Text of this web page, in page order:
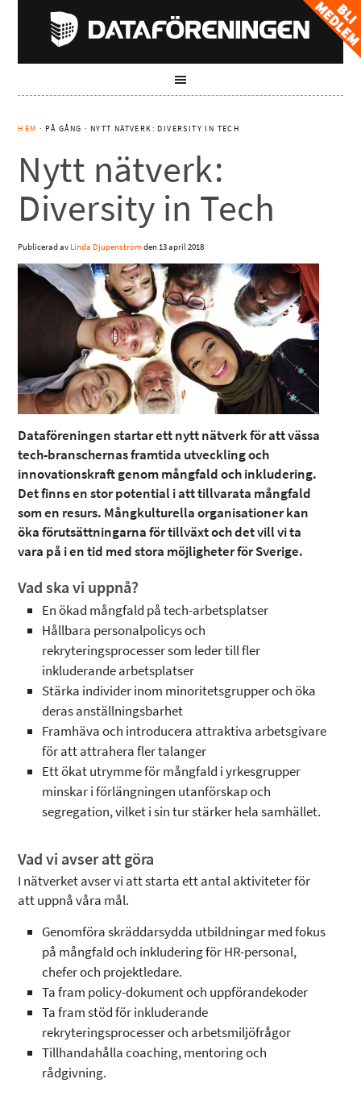
HEM · PÅ GÅNG · NYTT NÄTVERK: DIVERSITY IN TECH
Nytt nätverk:
Diversity in Tech
Publicerad av Linda Djupenströmden13 april 2018
Dataföreningen startar ett nytt nätverk för att vässa
tech-branschernas framtida utveckling och
innovationskraft genom mångfald och inkludering.
Det finns en stor potential i att tillvarata mångfald
som en resurs. Mångkulturella organisationer kan
öka förutsättningarna för tillväxt och det vill vi ta
vara på i en tid med stora möjligheter för Sverige.
Vad ska vi uppnå?
En ökad mångfald på tech-arbetsplatser
Hållbara personalpolicys och
rekryteringsprocesser som leder till fler
inkluderande arbetsplatser
Stärka individer inom minoritetsgrupper och öka
deras anställningsbarhet
Framhäva och introducera attraktiva arbetsgivare
för att attrahera fler talanger
Ett ökat utrymme för mångfald i yrkesgrupper
minskar i förlängningen utanförskap och
segregation, vilket i sin tur stärker hela samhället.
Vad vi avser att göra
I nätverket avser vi att starta ett antal aktiviteter för
att uppnå våra mål.
Genomföra skräddarsydda utbildningar med fokus
på mångfald och inkludering för HR-personal,
chefer och projektledare.
Ta fram policy-dokument och uppförandekoder
Ta fram stöd för inkluderande
rekryteringsprocesser och arbetsmiljöfrågor
Tillhandahålla coaching, mentoring och
rådgivning.